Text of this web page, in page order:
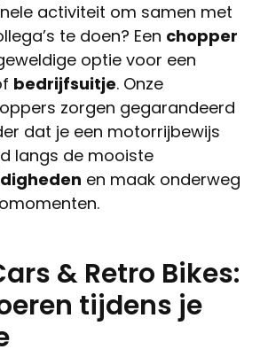
activiteit om samen met
te doen? Een chopper
optie voor een
bedrijfsuitje. Onze
zorgen gegarandeerd
dat je een motorrijbewijs
langs de mooiste
en maak onderweg
& Retro Bikes:
tijdens je